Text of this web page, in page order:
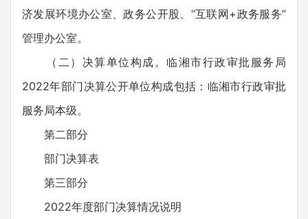
济发展环境办公室、政务公开股、“互联网+政务服务”
管理办公室。
（二）决算单位构成。临湘市行政审批服务局
2022年部门决算公开单位构成包括：临湘市行政审批
服务局本级。
第二部分
部门决算表
第三部分
2022年度部门决算情况说明